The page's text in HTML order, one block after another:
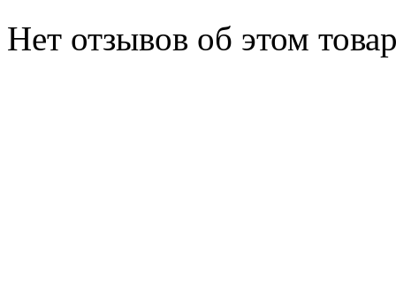
Нет отзывов об этом